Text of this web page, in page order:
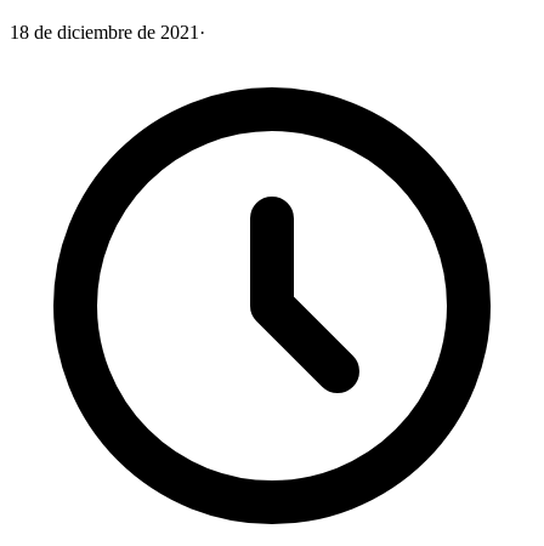
18 de diciembre de 2021 ·